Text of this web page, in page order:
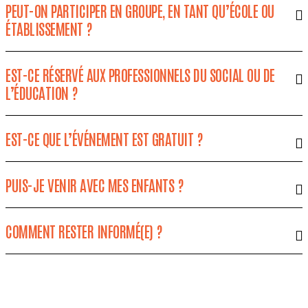
PEUT-ON PARTICIPER EN GROUPE, EN TANT QU’ÉCOLE OU
ÉTABLISSEMENT ?
EST-CE RÉSERVÉ AUX PROFESSIONNELS DU SOCIAL OU DE
L’ÉDUCATION ?
EST-CE QUE L’ÉVÉNEMENT EST GRATUIT ?
PUIS-JE VENIR AVEC MES ENFANTS ?
COMMENT RESTER INFORMÉ(E) ?